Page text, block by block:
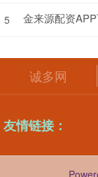
5 金来源配资
诚多网
友情链接：